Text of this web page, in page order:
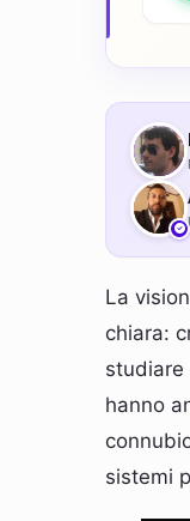
FG
AI
La
chiara:
studiare
hanno
sistemi